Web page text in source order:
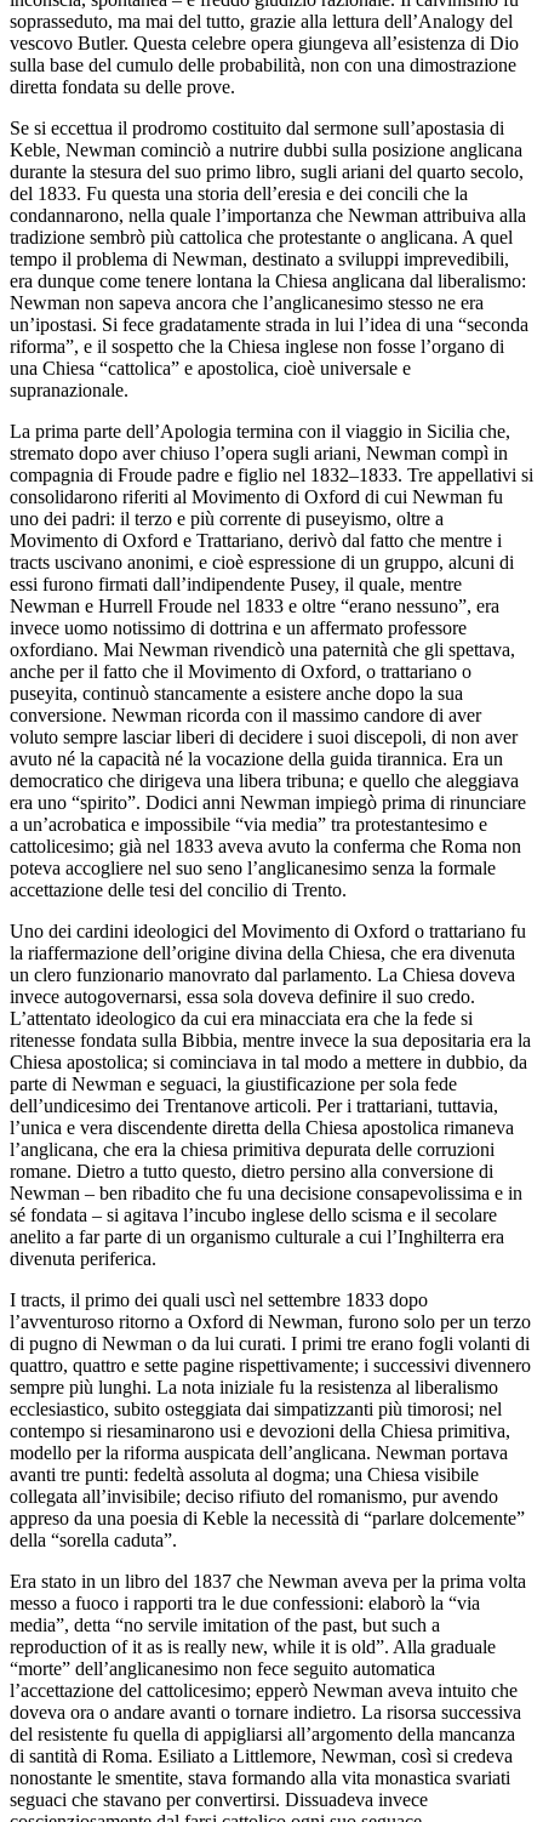
soprasseduto, ma mai del tutto, grazie alla lettura dell’Analogy del
vescovo Butler. Questa celebre opera giungeva all’esistenza di Dio
sulla base del cumulo delle probabilità, non con una dimostrazione
diretta fondata su delle prove.
Se si eccettua il prodromo costituito dal sermone sull’apostasia di
Keble, Newman cominciò a nutrire dubbi sulla posizione anglicana
durante la stesura del suo primo libro, sugli ariani del quarto secolo,
del 1833. Fu questa una storia dell’eresia e dei concili che la
condannarono, nella quale l’importanza che Newman attribuiva alla
tradizione sembrò più cattolica che protestante o anglicana. A quel
tempo il problema di Newman, destinato a sviluppi imprevedibili,
era dunque come tenere lontana la Chiesa anglicana dal liberalismo:
Newman non sapeva ancora che l’anglicanesimo stesso ne era
un’ipostasi. Si fece gradatamente strada in lui l’idea di una “seconda
riforma”, e il sospetto che la Chiesa inglese non fosse l’organo di
una Chiesa “cattolica” e apostolica, cioè universale e
supranazionale.
La prima parte dell’Apologia termina con il viaggio in Sicilia che,
stremato dopo aver chiuso l’opera sugli ariani, Newman compì in
compagnia di Froude padre e figlio nel 1832–1833. Tre appellativi si
consolidarono riferiti al Movimento di Oxford di cui Newman fu
uno dei padri: il terzo e più corrente di puseyismo, oltre a
Movimento di Oxford e Trattariano, derivò dal fatto che mentre i
tracts uscivano anonimi, e cioè espressione di un gruppo, alcuni di
essi furono firmati dall’indipendente Pusey, il quale, mentre
Newman e Hurrell Froude nel 1833 e oltre “erano nessuno”, era
invece uomo notissimo di dottrina e un affermato professore
oxfordiano. Mai Newman rivendicò una paternità che gli spettava,
anche per il fatto che il Movimento di Oxford, o trattariano o
puseyita, continuò stancamente a esistere anche dopo la sua
conversione. Newman ricorda con il massimo candore di aver
voluto sempre lasciar liberi di decidere i suoi discepoli, di non aver
avuto né la capacità né la vocazione della guida tirannica. Era un
democratico che dirigeva una libera tribuna; e quello che aleggiava
era uno “spirito”. Dodici anni Newman impiegò prima di rinunciare
a un’acrobatica e impossibile “via media” tra protestantesimo e
cattolicesimo; già nel 1833 aveva avuto la conferma che Roma non
poteva accogliere nel suo seno l’anglicanesimo senza la formale
accettazione delle tesi del concilio di Trento.
Uno dei cardini ideologici del Movimento di Oxford o trattariano fu
la riaffermazione dell’origine divina della Chiesa, che era divenuta
un clero funzionario manovrato dal parlamento. La Chiesa doveva
invece autogovernarsi, essa sola doveva definire il suo credo.
L’attentato ideologico da cui era minacciata era che la fede si
ritenesse fondata sulla Bibbia, mentre invece la sua depositaria era la
Chiesa apostolica; si cominciava in tal modo a mettere in dubbio, da
parte di Newman e seguaci, la giustificazione per sola fede
dell’undicesimo dei Trentanove articoli. Per i trattariani, tuttavia,
l’unica e vera discendente diretta della Chiesa apostolica rimaneva
l’anglicana, che era la chiesa primitiva depurata delle corruzioni
romane. Dietro a tutto questo, dietro persino alla conversione di
Newman – ben ribadito che fu una decisione consapevolissima e in
sé fondata – si agitava l’incubo inglese dello scisma e il secolare
anelito a far parte di un organismo culturale a cui l’Inghilterra era
divenuta periferica.
I tracts, il primo dei quali uscì nel settembre 1833 dopo
l’avventuroso ritorno a Oxford di Newman, furono solo per un terzo
di pugno di Newman o da lui curati. I primi tre erano fogli volanti di
quattro, quattro e sette pagine rispettivamente; i successivi divennero
sempre più lunghi. La nota iniziale fu la resistenza al liberalismo
ecclesiastico, subito osteggiata dai simpatizzanti più timorosi; nel
contempo si riesaminarono usi e devozioni della Chiesa primitiva,
modello per la riforma auspicata dell’anglicana. Newman portava
avanti tre punti: fedeltà assoluta al dogma; una Chiesa visibile
collegata all’invisibile; deciso rifiuto del romanismo, pur avendo
appreso da una poesia di Keble la necessità di “parlare dolcemente”
della “sorella caduta”.
Era stato in un libro del 1837 che Newman aveva per la prima volta
messo a fuoco i rapporti tra le due confessioni: elaborò la “via
media”, detta “no servile imitation of the past, but such a
reproduction of it as is really new, while it is old”. Alla graduale
“morte” dell’anglicanesimo non fece seguito automatica
l’accettazione del cattolicesimo; epperò Newman aveva intuito che
doveva ora o andare avanti o tornare indietro. La risorsa successiva
del resistente fu quella di appigliarsi all’argomento della mancanza
di santità di Roma. Esiliato a Littlemore, Newman, così si credeva
nonostante le smentite, stava formando alla vita monastica svariati
seguaci che stavano per convertirsi. Dissuadeva invece